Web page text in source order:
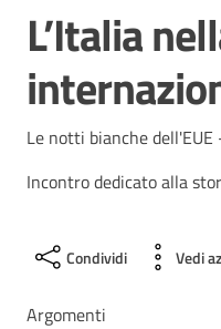
L’Italia
Le notti bianche
Incontro dedicato alla
Condividi Vedi
Argomenti